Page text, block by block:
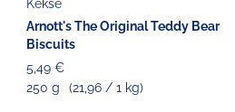
Kekse
Arnott's The Original Teddy Bear
Biscuits
5,49 €
250 g
(21,96 / 1 kg)